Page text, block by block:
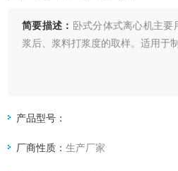
简要描述： 卧式分体式离心机主
浆后、浆料打浆度的取样。适用于
产品型号：
厂商性质：生产厂家